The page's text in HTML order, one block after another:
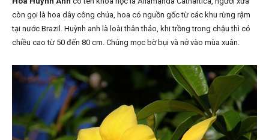
còn gọi là hoa dây công chúa, hoa có nguồn gốc từ các khu rừng rậm
tại nước Brazil. Huỳnh anh là loài thân thảo, khi trồng trong chậu thì có
chiều cao từ 50 đến 80 cm. Chúng mọc bờ bụi và nở vào mùa xuân.